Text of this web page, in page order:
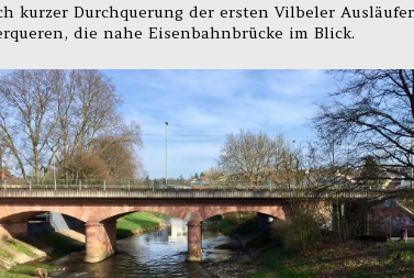
kurzer Durchquerung der ersten Vilbeler
die nahe Eisenbahnbrücke im Blick.